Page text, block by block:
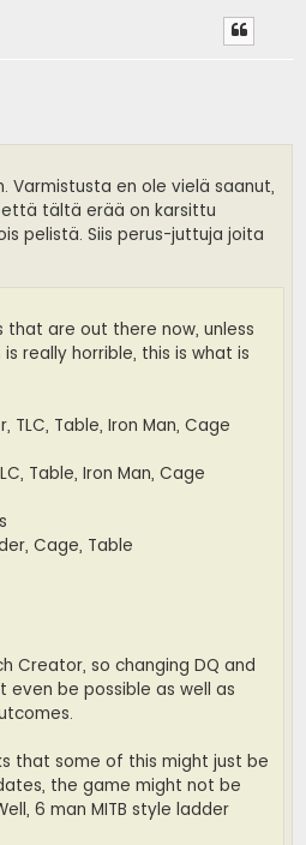
Varmistusta en ole vielä saanut,
tältä erää on karsittu
pelistä. Siis perus-juttuja joita
that are out there now, unless
is really horrible, this is what is
TLC, Table, Iron Man, Cage
Table, Iron Man, Cage
Cage, Table
Creator, so changing DQ and
be possible as well as
that some of this might just be
the game might not be
6 man MITB style ladder